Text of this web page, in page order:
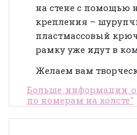
на стене с помощью
крепления –
пластмассовый
рамку уже идут в
Желаем вам
Больше информации
по номерам на холсте"